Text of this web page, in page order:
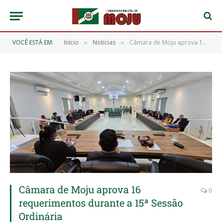
VOCÊ ESTÁ EM: Início » Notícias » Câmara de Moju aprova 16 requerimentos durante a 15ª Sessão Ordinária
Câmara de Moju aprova 16
requerimentos durante a 15ª Sessão
Ordinária
0